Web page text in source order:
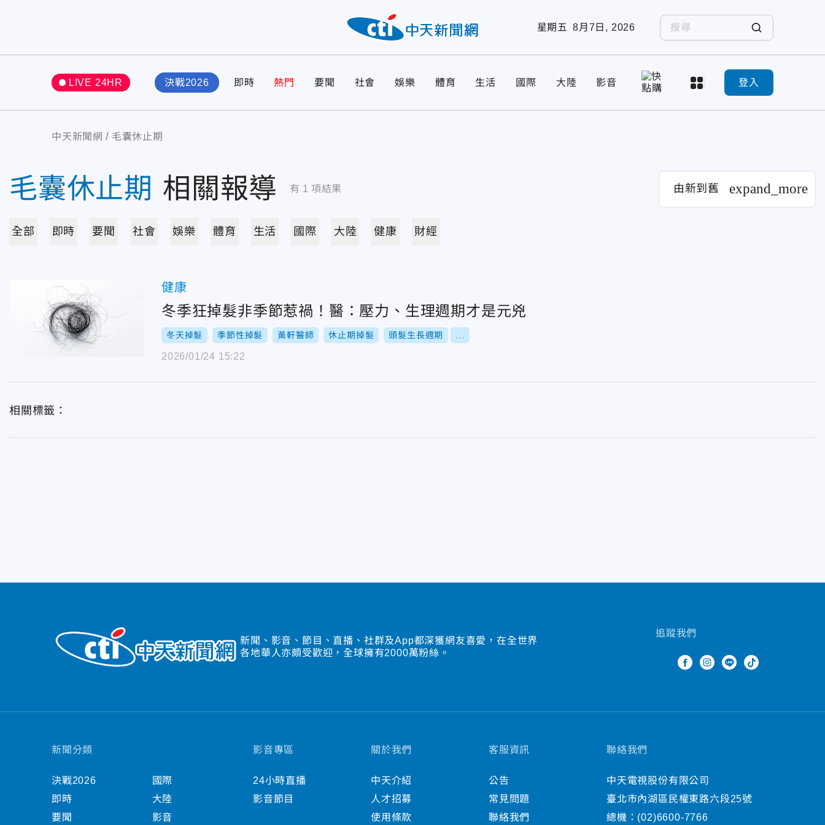
星期五 8月7日, 2026
LIVE 24HR 決戰2026 即時 熱門 要聞 社會 娛樂 體育 生活 國際 大陸 影音 登入
中天新聞網 毛囊休止期
毛囊休止期 相關報導 有 1 項結果 由新到舊 expand_more
全部 即時 要聞 社會 娛樂 體育 生活 國際 大陸 健康 財經
健康
冬季狂掉髮非季節惹禍！醫：壓力、生理週期才是元兇
冬天掉髮 季節性掉髮 黃軒醫師 休止期掉髮 頭髮生長週期
2026/01/24 15:22
相關標籤：
新聞、影音、節目、直播、社群及App都深獲網友喜愛，在全世界
各地華人亦頗受歡迎，全球擁有2000萬粉絲。
追蹤我們
新聞分類
決戰2026
即時
要聞
國際
大陸
影音
影音專區
24小時直播
影音節目
關於我們
中天介紹
人才招募
使用條款
客服資訊
公告
常見問題
聯絡我們
聯絡我們
中天電視股份有限公司
臺北市內湖區民權東路六段25號
總機： (02)6600-7766